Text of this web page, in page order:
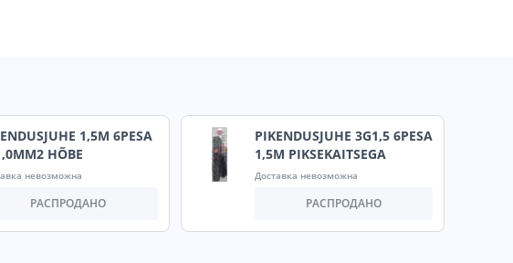
1,5M 6PESA
HÕBE
невозможна
РАСПРОДАНО
PIKENDUSJUHE 3G1,5 6PESA
1,5M PIKSEKAITSEGA
Доставка невозможна
РАСПРОДАНО